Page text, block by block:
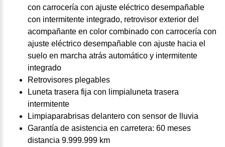
con carrocería con ajuste eléctrico desempañable
con intermitente integrado, retrovisor exterior del
acompañante en color combinado con carrocería con
ajuste eléctrico desempañable con ajuste hacia el
suelo en marcha atrás automático y intermitente
integrado
Retrovisores plegables
Luneta trasera fija con limpialuneta trasera
intermitente
Limpiaparabrisas delantero con sensor de lluvia
Garantía de asistencia en carretera: 60 meses
distancia 9.999.999 km